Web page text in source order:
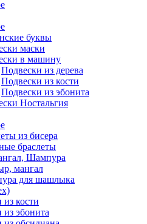
буквы
маски
в машину
Подвески из дерева
Подвески из кости
Подвески из эбонита
Ностальгия
из бисера
браслеты
Шампура
мангал
для шашлыка
из кости
из эбонита